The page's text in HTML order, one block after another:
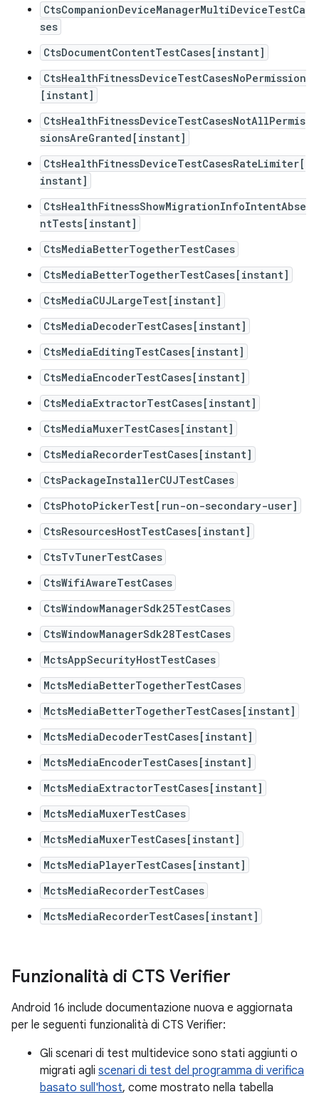
CtsCompanionDeviceManagerMultiDeviceTestCa
ses
CtsDocumentContentTestCases[instant]
CtsHealthFitnessDeviceTestCasesNoPermission
[instant]
CtsHealthFitnessDeviceTestCasesNotAllPermis
sionsAreGranted[instant]
CtsHealthFitnessDeviceTestCasesRateLimiter[
instant]
CtsHealthFitnessShowMigrationInfoIntentAbse
ntTests[instant]
CtsMediaBetterTogetherTestCases
CtsMediaBetterTogetherTestCases[instant]
CtsMediaCUJLargeTest[instant]
CtsMediaDecoderTestCases[instant]
CtsMediaEditingTestCases[instant]
CtsMediaEncoderTestCases[instant]
CtsMediaExtractorTestCases[instant]
CtsMediaMuxerTestCases[instant]
CtsMediaRecorderTestCases[instant]
CtsPackageInstallerCUJTestCases
CtsPhotoPickerTest[run-on-secondary-user]
CtsResourcesHostTestCases[instant]
CtsTvTunerTestCases
CtsWifiAwareTestCases
CtsWindowManagerSdk25TestCases
CtsWindowManagerSdk28TestCases
MctsAppSecurityHostTestCases
MctsMediaBetterTogetherTestCases
MctsMediaBetterTogetherTestCases[instant]
MctsMediaDecoderTestCases[instant]
MctsMediaEncoderTestCases[instant]
MctsMediaExtractorTestCases[instant]
MctsMediaMuxerTestCases
MctsMediaMuxerTestCases[instant]
MctsMediaPlayerTestCases[instant]
MctsMediaRecorderTestCases
MctsMediaRecorderTestCases[instant]
Funzionalità di CTS Verifier
Android 16 include documentazione nuova e aggiornata
per le seguenti funzionalità di CTS Verifier:
Gli scenari di test multidevice sono stati aggiunti o
migrati agli scenari di test del programma di verifica
basato sull'host, come mostrato nella tabella